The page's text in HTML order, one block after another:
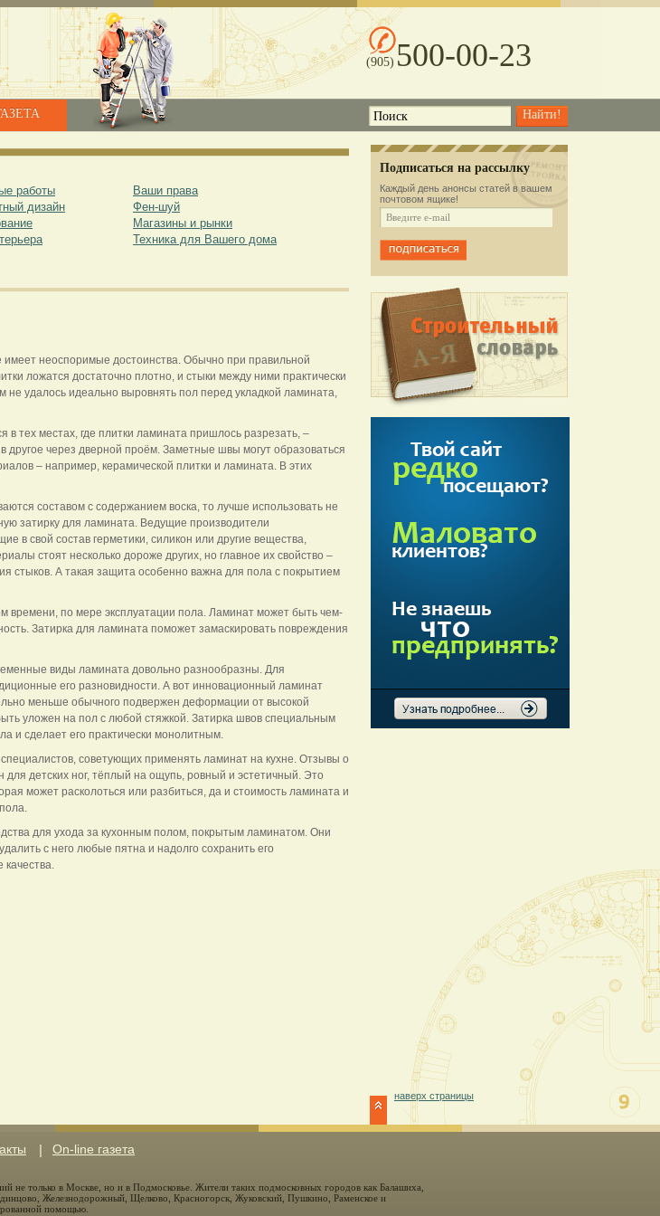
(905)500-00-23
работы
Ваши права
дизайн
Фен-шуй
Магазины и рынки
Техника для Вашего дома
неоспоримые достоинства. Обычно при правильной
ложатся достаточно плотно, и стыки между ними практически
не удалось идеально выровнять пол перед укладкой ламината,
в тех местах, где плитки ламината пришлось разрезать, –
через дверной проём. Заметные швы могут образоваться
– например, керамической плитки и ламината. В этих
составом с содержанием воска, то лучше использовать не
затирку для ламината. Ведущие производители
в свой состав герметики, силикон или другие вещества,
стоят несколько дороже других, но главное их свойство –
стыков. А такая защита особенно важна для пола с покрытием
времени, по мере эксплуатации пола. Ламинат может быть чем-
Затирка для ламината поможет замаскировать повреждения
виды ламината довольно разнообразны. Для
его разновидности. А вот инновационный ламинат
меньше обычного подвержен деформации от высокой
уложен на пол с любой стяжкой. Затирка швов специальным
и сделает его практически монолитным.
советующих применять ламинат на кухне. Отзывы о
детских ног, тёплый на ощупь, ровный и эстетичный. Это
может расколоться или разбиться, да и стоимость ламината и
для ухода за кухонным полом, покрытым ламинатом. Они
с него любые пятна и надолго сохранить его
качества.
Подписаться на рассылку
Каждый день анонсы статей в вашем
почтовом ящике!
наверх страницы
On-line газета
не только в Москве, но и в Подмосковье. Жители таких подмосковных городов как Балашиха,
Железнодорожный, Щелково, Красногорск, Жуковcкий, Пушкино, Раменское и
помощью.